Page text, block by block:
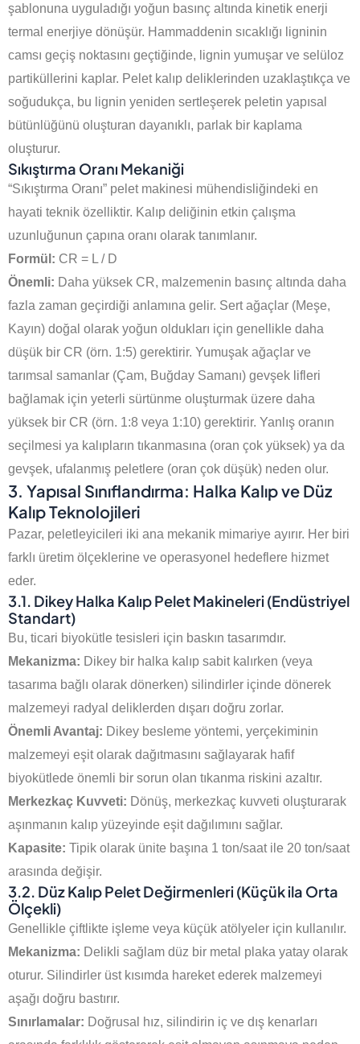
şablonuna uyguladığı yoğun basınç altında kinetik enerji
termal enerjiye dönüşür. Hammaddenin sıcaklığı ligninin
camsı geçiş noktasını geçtiğinde, lignin yumuşar ve selüloz
partiküllerini kaplar. Pelet kalıp deliklerinden uzaklaştıkça ve
soğudukça, bu lignin yeniden sertleşerek peletin yapısal
bütünlüğünü oluşturan dayanıklı, parlak bir kaplama
oluşturur.
Sıkıştırma Oranı Mekaniği
“Sıkıştırma Oranı” pelet makinesi mühendisliğindeki en
hayati teknik özelliktir. Kalıp deliğinin etkin çalışma
uzunluğunun çapına oranı olarak tanımlanır.
Formül: CR = L / D
Önemli: Daha yüksek CR, malzemenin basınç altında daha
fazla zaman geçirdiği anlamına gelir. Sert ağaçlar (Meşe,
Kayın) doğal olarak yoğun oldukları için genellikle daha
düşük bir CR (örn. 1:5) gerektirir. Yumuşak ağaçlar ve
tarımsal samanlar (Çam, Buğday Samanı) gevşek lifleri
bağlamak için yeterli sürtünme oluşturmak üzere daha
yüksek bir CR (örn. 1:8 veya 1:10) gerektirir. Yanlış oranın
seçilmesi ya kalıpların tıkanmasına (oran çok yüksek) ya da
gevşek, ufalanmış peletlere (oran çok düşük) neden olur.
3. Yapısal Sınıflandırma: Halka Kalıp ve Düz
Kalıp Teknolojileri
Pazar, peletleyicileri iki ana mekanik mimariye ayırır. Her biri
farklı üretim ölçeklerine ve operasyonel hedeflere hizmet
eder.
3.1. Dikey Halka Kalıp Pelet Makineleri (Endüstriyel
Standart)
Bu, ticari biyokütle tesisleri için baskın tasarımdır.
Mekanizma: Dikey bir halka kalıp sabit kalırken (veya
tasarıma bağlı olarak dönerken) silindirler içinde dönerek
malzemeyi radyal deliklerden dışarı doğru zorlar.
Önemli Avantaj: Dikey besleme yöntemi, yerçekiminin
malzemeyi eşit olarak dağıtmasını sağlayarak hafif
biyokütlede önemli bir sorun olan tıkanma riskini azaltır.
Merkezkaç Kuvveti: Dönüş, merkezkaç kuvveti oluşturarak
aşınmanın kalıp yüzeyinde eşit dağılımını sağlar.
Kapasite: Tipik olarak ünite başına 1 ton/saat ile 20 ton/saat
arasında değişir.
3.2. Düz Kalıp Pelet Değirmenleri (Küçük ila Orta
Ölçekli)
Genellikle çiftlikte işleme veya küçük atölyeler için kullanılır.
Mekanizma: Delikli sağlam düz bir metal plaka yatay olarak
oturur. Silindirler üst kısımda hareket ederek malzemeyi
aşağı doğru bastırır.
Sınırlamalar: Doğrusal hız, silindirin iç ve dış kenarları